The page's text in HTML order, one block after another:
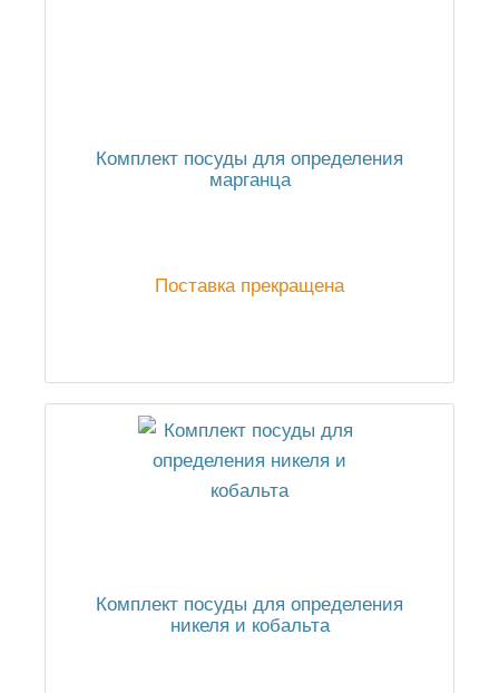
Комплект посуды для определения
марганца
Поставка прекращена
Комплект посуды для определения
никеля и кобальта